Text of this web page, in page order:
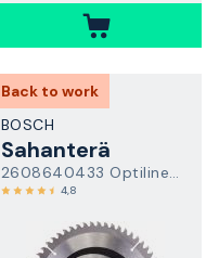
Back to work
BOSCH
Sahanterä
2608640433 Optiline Wood
4,8